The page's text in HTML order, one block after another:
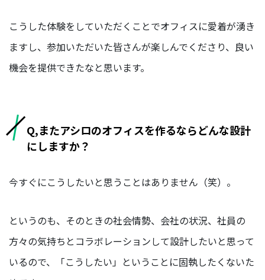
こうした体験をしていただくことでオフィスに愛着が湧き
ますし、参加いただいた皆さんが楽しんでくださり、良い
機会を提供できたなと思います。
Q,またアシロのオフィスを作るならどんな設計
にしますか？
今すぐにこうしたいと思うことはありません（笑）。
というのも、そのときの社会情勢、会社の状況、社員の
方々の気持ちとコラボレーションして設計したいと思って
いるので、「こうしたい」ということに固執したくないた